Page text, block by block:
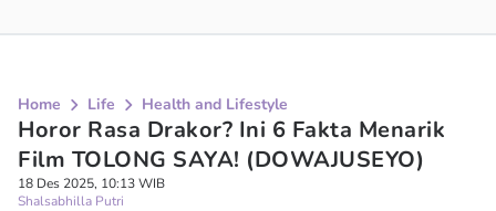
Home Life Health and Lifestyle
Horor Rasa Drakor? Ini 6 Fakta Menarik
Film TOLONG SAYA! (DOWAJUSEYO)
18 Des 2025, 10:13 WIB
Shalsabhilla Putri